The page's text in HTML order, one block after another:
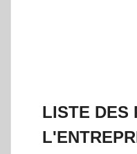
LISTE DES